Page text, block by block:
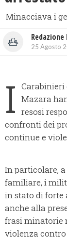
Minacciava i
25 Agosto
I Carabinieri
Mazara
resosi
confronti dei
continue e
In particolare,
familiare, i
in stato di forte
anche alla
frasi minatorie
violenza